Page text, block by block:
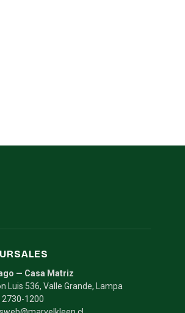
— Casa Matriz
Luis 536, Valle Grande, Lampa
2730-1200